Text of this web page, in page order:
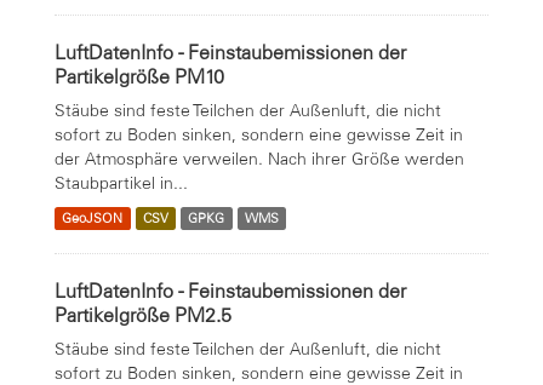
LuftDatenInfo - Feinstaubemissionen der
Partikelgröße PM10
Stäube sind feste Teilchen der Außenluft, die nicht
sofort zu Boden sinken, sondern eine gewisse Zeit in
der Atmosphäre verweilen. Nach ihrer Größe werden
Staubpartikel in...
GeoJSON CSV GPKG WMS
LuftDatenInfo - Feinstaubemissionen der
Partikelgröße PM2.5
Stäube sind feste Teilchen der Außenluft, die nicht
sofort zu Boden sinken, sondern eine gewisse Zeit in